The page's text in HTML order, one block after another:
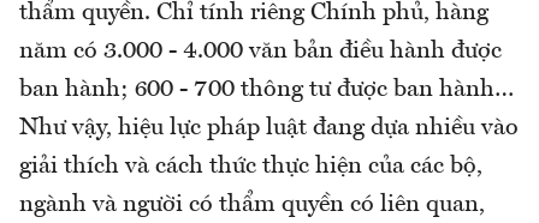
thẩm quyền. Chỉ tính riêng Chính phủ, hàng
năm có 3.000 - 4.000 văn bản điều hành được
ban hành; 600 - 700 thông tư được ban hành…
Như vậy, hiệu lực pháp luật đang dựa nhiều vào
giải thích và cách thức thực hiện của các bộ,
ngành và người có thẩm quyền có liên quan,